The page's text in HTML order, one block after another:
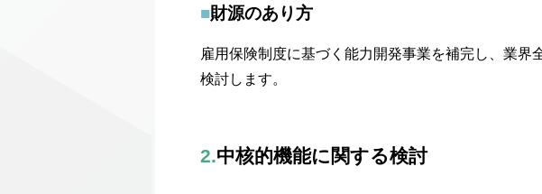
■財源のあり方
雇用保険制度に基づく能力開発事業を補完し、業
検討します。
2.中核的機能に関する検討